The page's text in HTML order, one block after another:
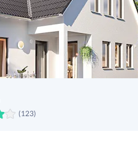
(123)